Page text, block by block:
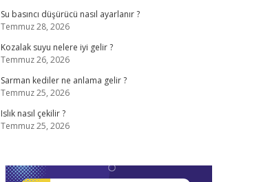
Su basıncı düşürücü nasıl ayarlanır ?
Temmuz 28, 2026
Kozalak suyu nelere iyi gelir ?
Temmuz 26, 2026
Sarman kediler ne anlama gelir ?
Temmuz 25, 2026
Islık nasıl çekilir ?
Temmuz 25, 2026